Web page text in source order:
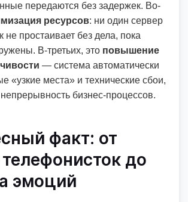
передаются без задержек. Во-
ресурсов: ни один сервер
не простаивает без дела, пока
В-третьих, это повышение
— система автоматически
«узкие места» и технические сбои,
бизнес-процессов.
факт: от
до
эмоций